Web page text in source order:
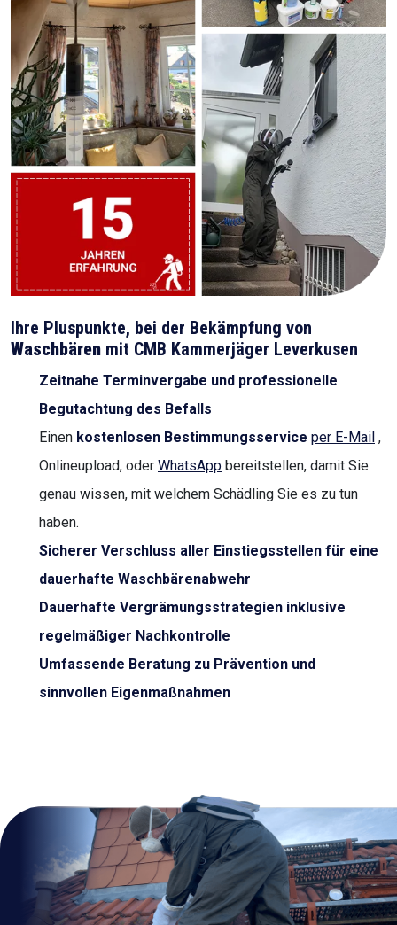
Ihre Pluspunkte, bei der Bekämpfung von
Waschbären mit CMB Kammerjäger Leverkusen
Zeitnahe Terminvergabe und professionelle
Begutachtung des Befalls
Einen kostenlosen Bestimmungsservice per E-Mail ,
Onlineupload, oder WhatsApp bereitstellen, damit Sie
genau wissen, mit welchem Schädling Sie es zu tun
haben.
Sicherer Verschluss aller Einstiegsstellen für eine
dauerhafte Waschbärenabwehr
Dauerhafte Vergrämungsstrategien inklusive
regelmäßiger Nachkontrolle
Umfassende Beratung zu Prävention und
sinnvollen Eigenmaßnahmen